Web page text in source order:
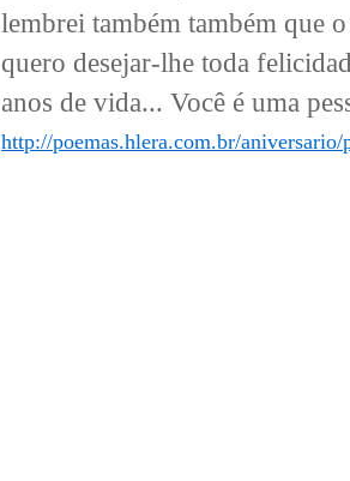
lembrei também também que
quero desejar-lhe toda
anos de vida... Você é uma
http://poemas.hlera.com.br/aniversario/